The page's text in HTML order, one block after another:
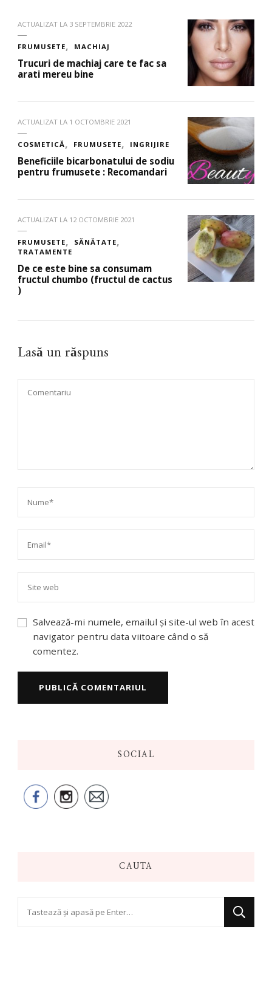
ACTUALIZAT LA 3 SEPTEMBRIE 2022
FRUMUSETE MACHIAJ
Trucuri de machiaj care te fac sa
arati mereu bine
ACTUALIZAT LA 1 OCTOMBRIE 2021
COSMETICĂ FRUMUSETE INGRIJIRE
Beneficiile bicarbonatului de sodiu
pentru frumusete : Recomandari
ACTUALIZAT LA 12 OCTOMBRIE 2021
FRUMUSETE
SĂNĂTATE
TRATAMENTE
De ce este bine sa consumam
fructul chumbo (fructul de cactus
)
Lasă un răspuns
Salvează-mi numele, emailul și site-ul web în acest
navigator pentru data viitoare când o să
comentez.
SOCIAL
CAUTA